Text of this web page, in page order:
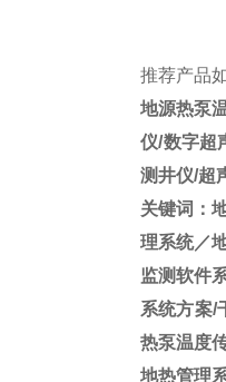
推荐产品
地源热泵
仪/数字超
测井仪/超
关键词：
理系统／
监测软件
系统方案/
热泵温度
地热管理